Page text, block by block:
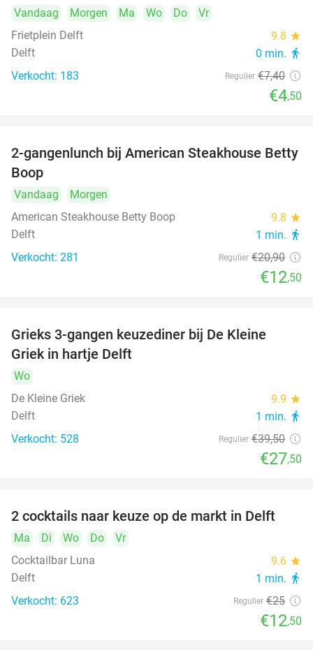
Vandaag Morgen Ma Wo Do
Vr
Frietplein Delft
9.8 star
Delft 0 min. directions_walk
Verkocht: 183 Regulier €7,40
€4,50
40%
2-gangenlunch bij American Steakhouse Betty
Boop
Vandaag
Morgen
American Steakhouse Betty Boop
9.8 star
Delft 1 min. directions_walk
Verkocht: 281 Regulier €20,90
€12,50
Grieks 3-gangen keuzediner bij De Kleine
Griek in hartje Delft
Wo
De Kleine Griek
9.9 star
Delft 1 min. directions_walk
Verkocht: 528 Regulier €39,50
€27,50
50%
2 cocktails naar keuze op de markt in Delft
Ma Di Wo Do
Vr
Cocktailbar Luna
9.6 star
Delft 1 min. directions_walk
Verkocht: 623 Regulier €25
€12,50